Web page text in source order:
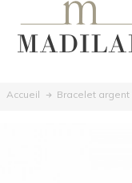
Accueil Bracelet